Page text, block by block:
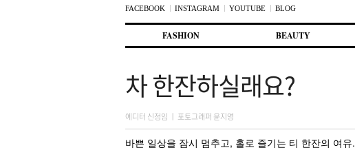
FACEBOOK
INSTAGRAM YOUTUBE BLOG
첫번째 컨텐츠로 뛰어넘기
두번째 컨텐츠로 뛰어넘기
FASHION BEAUTY
차 한잔하실래요?
에디터 신정임 ㅣ 포토그래퍼 윤지영
바쁜 일상을 잠시 멈추고, 홀로 즐기는 티 한잔의 여유.